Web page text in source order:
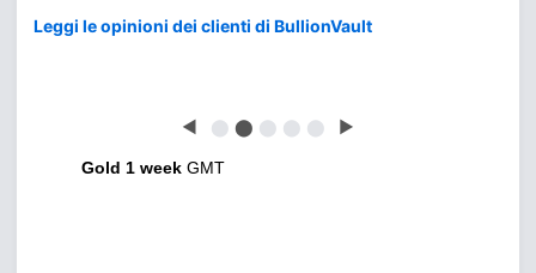
Leggi le opinioni dei clienti di BullionVault
◀ ⬤ ⬤ ⬤ ⬤ ⬤ ▶
Gold 1 week GMT